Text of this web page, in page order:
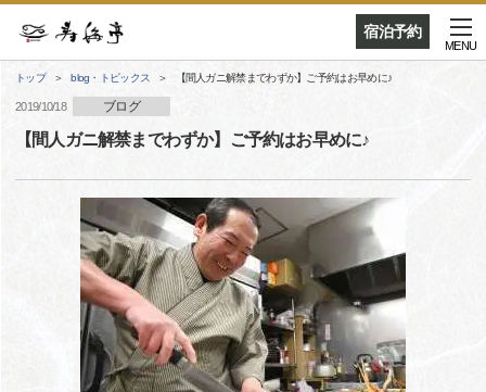
宿泊予約
MENU
トップ blog・トピックス 【間人ガニ解禁までわずか】ご予約はお早めに♪
2019/10/18 ブログ
【間人ガニ解禁までわずか】ご予約はお早めに♪